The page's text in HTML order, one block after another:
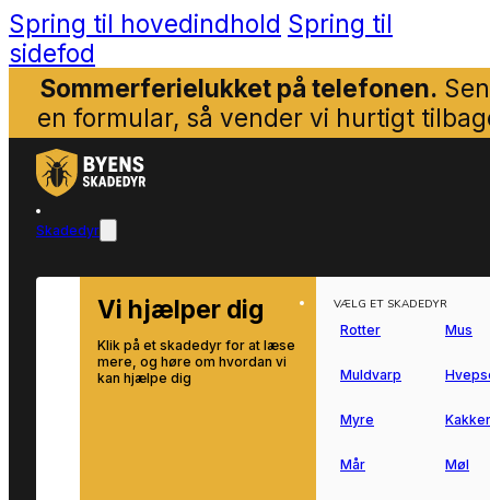
Spring til hovedindhold Spring til
sidefod
Sommerferielukket på telefonen.
en formular, så vender vi hurtigt
Skadedyr
Vi hjælper dig
Klik på et skadedyr for at læse
mere, og høre om hvordan vi
kan hjælpe dig
VÆLG ET SKADEDYR
Rotter Mus
Muldvarp
Myre
Mår Møl